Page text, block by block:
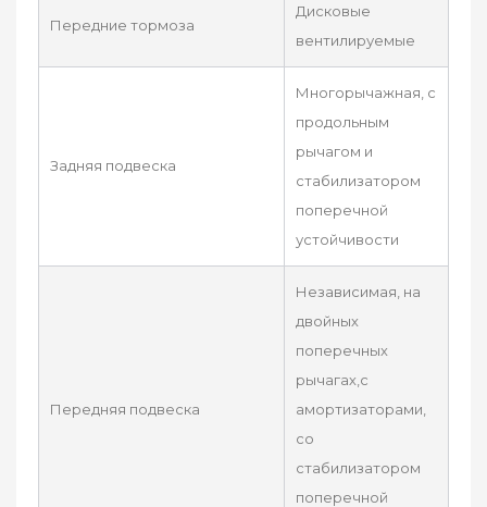
Передние тормоза
Дисковые
вентилируемые
Задняя подвеска
Многорычажная, с
продольным
рычагом и
стабилизатором
поперечной
устойчивости
Передняя подвеска
Независимая, на
двойных
поперечных
рычагах,с
амортизаторами,
со
стабилизатором
поперечной